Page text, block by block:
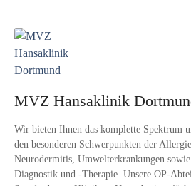
MVZ Hansaklinik
Wir bieten Ihnen das komplette Spektrum
den besonderen Schwerpunkten der
Neurodermitis, Umwelterkrankungen
Diagnostik und -Therapie. Unsere OP-